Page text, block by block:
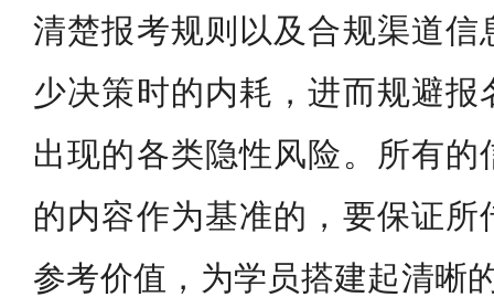
清楚报考规则以及合规渠道信
少决策时的内耗，进而规避报
出现的各类隐性风险。所有的
的内容作为基准的，要保证所
参考价值，为学员搭建起清晰